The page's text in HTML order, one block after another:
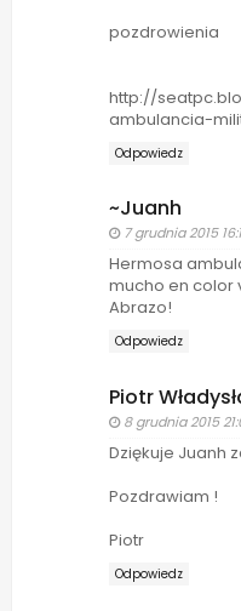
pozdrowienia
http://
ambulancia-
Odpowiedz
~Juanh
7 grudnia 2015
Hermosa
mucho en color
Abrazo!
Odpowiedz
Piotr
8 grudnia 2015
Dziękuje Juanh
Pozdrawiam !
Piotr
Odpowiedz